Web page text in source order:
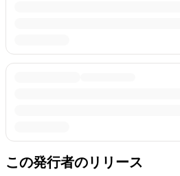
この発行者のリリース